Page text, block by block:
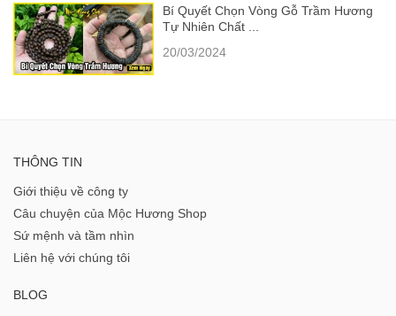
Bí Quyết Chọn Vòng Gỗ Trầm Hương
Tự Nhiên Chất ...
20/03/2024
THÔNG TIN
Giới thiệu về công ty
Câu chuyện của Mộc Hương Shop
Sứ mệnh và tầm nhìn
Liên hệ với chúng tôi
BLOG